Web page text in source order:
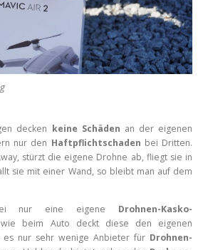
decken keine Schäden an der eigenen
nur den Haftpflichtschaden bei Dritten.
stürzt die eigene Drohne ab, fliegt sie in
sie mit einer Wand, so bleibt man auf dem
nur eine eigene Drohnen-Kasko-
beim Auto deckt diese den eigenen
es nur sehr wenige Anbieter für Drohnen-